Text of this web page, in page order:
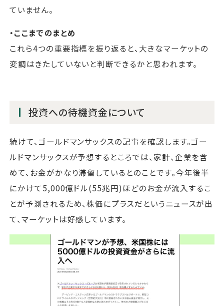
ていません。
・ここまでのまとめ
これら4つの重要指標を振り返ると、大きなマーケットの
変調はきたしていないと判断できるかと思われます。
投資への待機資金について
続けて、ゴールドマンサックスの記事を確認します。ゴー
ルドマンサックスが予想するところでは、家計、企業を含
めて、お金がかなり滞留しているとのことです。今年後半
にかけて5,000億ドル(55兆円)ほどのお金が流入するこ
とが予測されるため、株価にプラスだというニュースが出
て、マーケットは好感しています。